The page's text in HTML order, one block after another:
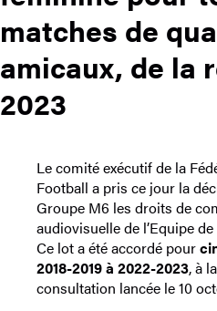
matches de
amicaux, de la
2023
Le comité exécutif de la
Football a pris ce jour la
Groupe M6 les droits de
audiovisuelle de l’Equipe
Ce lot a été accordé pour
2018-2019 à 2022-2023, à
consultation lancée le 10